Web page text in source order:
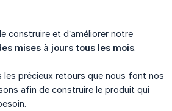
construire et d’améliorer notre
mises à jours tous les mois.
les précieux retours que nous font nos
afin de construire le produit qui